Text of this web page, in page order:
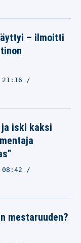
– ilmoitti
iski kaksi
mestaruuden?